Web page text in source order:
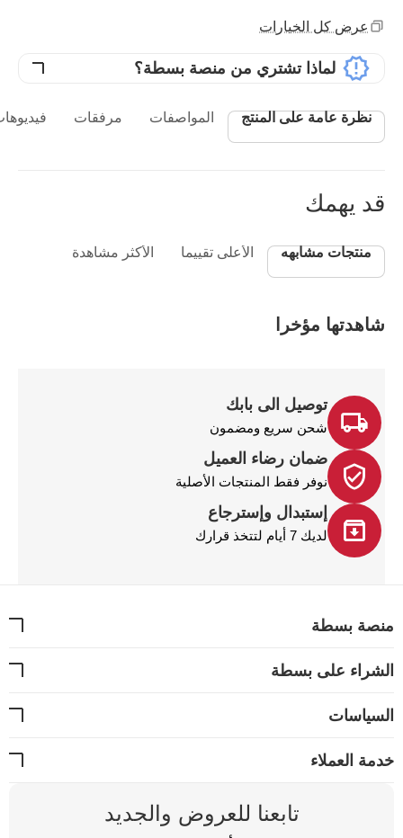
عرض كل الخيارات
لماذا تشتري من منصة بسطة؟
نظرة عامة على المنتج المواصفات مرفقات فيديوهات
قد يهمك
منتجات مشابهه الأعلى تقييما الأكثر مشاهدة
شاهدتها مؤخرا
توصيل الى بابك
شحن سريع ومضمون
ضمان رضاء العميل
نوفر فقط المنتجات الأصلية
إستبدال وإسترجاع
لديك 7 أيام لتتخذ قرارك
بسطة
على بسطة
العملاء
تابعنا للعروض والجديد